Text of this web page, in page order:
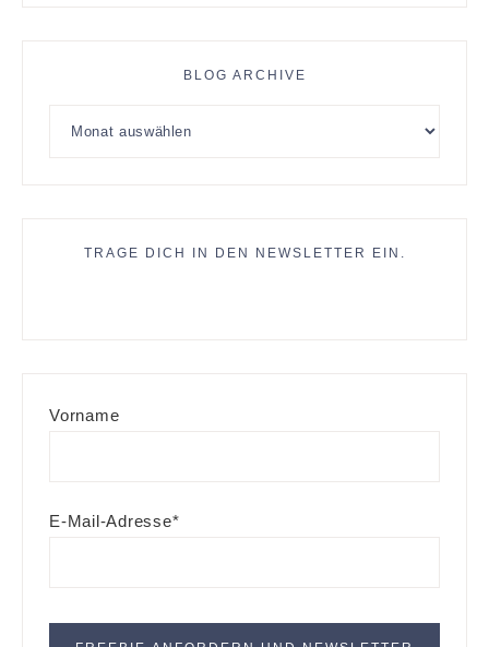
BLOG ARCHIVE
TRAGE DICH IN DEN NEWSLETTER EIN.
Vorname
E-Mail-Adresse*